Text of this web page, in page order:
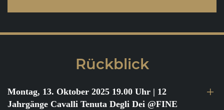
Rückblick
Montag, 13. Oktober 2025 19.00 Uhr | 12
Jahrgänge Cavalli Tenuta Degli Dei @FINE